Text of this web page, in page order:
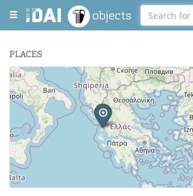
objects
PLACES
+
−
| Maps and Data ©OpenStreetMap.